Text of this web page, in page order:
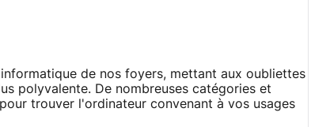
de nos foyers, mettant aux oubliettes
polyvalente. De nombreuses catégories et
trouver l'ordinateur convenant à vos usages